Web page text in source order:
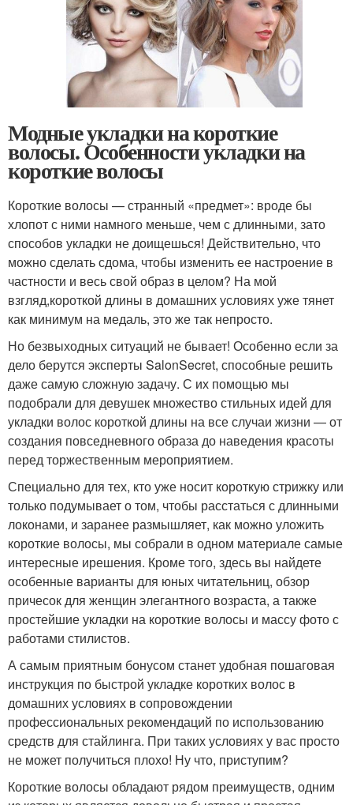
Модные укладки на короткие
волосы. Особенности укладки на
короткие волосы
Короткие волосы — странный «предмет»: вроде бы
хлопот с ними намного меньше, чем с длинными, зато
способов укладки не доищешься! Действительно, что
можно сделать сдома, чтобы изменить ее настроение в
частности и весь свой образ в целом? На мой
взгляд,короткой длины в домашних условиях уже тянет
как минимум на медаль, это же так непросто.
Но безвыходных ситуаций не бывает! Особенно если за
дело берутся эксперты SalonSecret, способные решить
даже самую сложную задачу. С их помощью мы
подобрали для девушек множество стильных идей для
укладки волос короткой длины на все случаи жизни — от
создания повседневного образа до наведения красоты
перед торжественным мероприятием.
Специально для тех, кто уже носит короткую стрижку или
только подумывает о том, чтобы расстаться с длинными
локонами, и заранее размышляет, как можно уложить
короткие волосы, мы собрали в одном материале самые
интересные ирешения. Кроме того, здесь вы найдете
особенные варианты для юных читательниц, обзор
причесок для женщин элегантного возраста, а также
простейшие укладки на короткие волосы и массу фото с
работами стилистов.
А самым приятным бонусом станет удобная пошаговая
инструкция по быстрой укладке коротких волос в
домашних условиях в сопровождении
профессиональных рекомендаций по использованию
средств для стайлинга. При таких условиях у вас просто
не может получиться плохо! Ну что, приступим?
Короткие волосы обладают рядом преимуществ, одним